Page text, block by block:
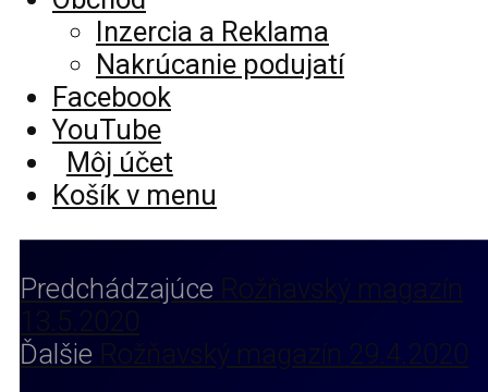
Inzercia a Reklama
Nakrúcanie podujatí
Facebook
YouTube
Môj účet
Košík v menu
Predchádzajúce Rožňavský magazín
Ďalšie
Rožňavský magazín 29.4.2020